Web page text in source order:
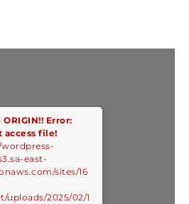
ORIGIN!! Error:
access file!
east-
sites/16
uploads/2025/02/1